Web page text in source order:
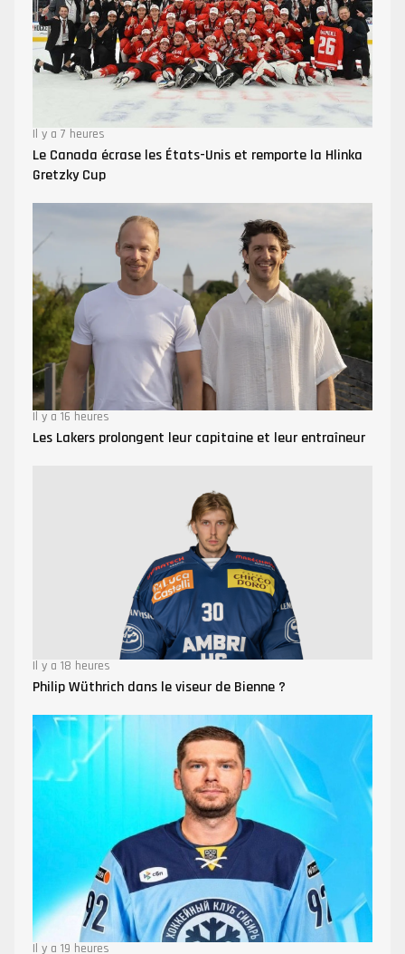
Il y a 7 heures
Le Canada écrase les États-Unis et remporte la Hlinka
Gretzky Cup
Il y a 16 heures
Les Lakers prolongent leur capitaine et leur entraîneur
Il y a 18 heures
Philip Wüthrich dans le viseur de Bienne ?
Il y a 19 heures